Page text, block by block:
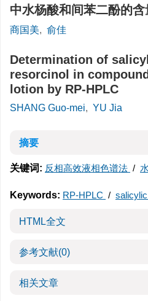
中水杨酸和间苯二酚的含
商国美, 俞佳
Determination of
resorcinol in
lotion by RP-HPLC
SHANG Guo-mei, YU Jia
摘要
关键词: 反相高效液相色谱法 /
Keywords: RP-HPLC /
HTML全文
参考文献(0)
相关文章